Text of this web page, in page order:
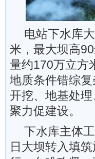
电站下水库
米，最大坝高
量约170万立方
地质条件错综
开挖、地基处
聚力促建设。
下水库主体
日大坝转入填